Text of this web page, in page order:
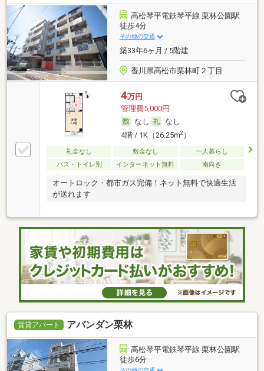
高松琴平電鉄琴平線 栗林公園駅
徒歩4分
その他の交通
築33年6ヶ月 / 5階建
香川県高松市栗林町２丁目
4万円
管理費5,000円
なし
なし
4階 / 1K（26.25m2）
礼金なし 敷金なし
一人暮らし
バス・トイレ別
インターネット無料 南向き
オートロック・都市ガス完備！ネット無料で快適生活
が送れます
賃貸アパート アバンダン栗林
高松琴平電鉄琴平線 栗林公園駅
徒歩6分